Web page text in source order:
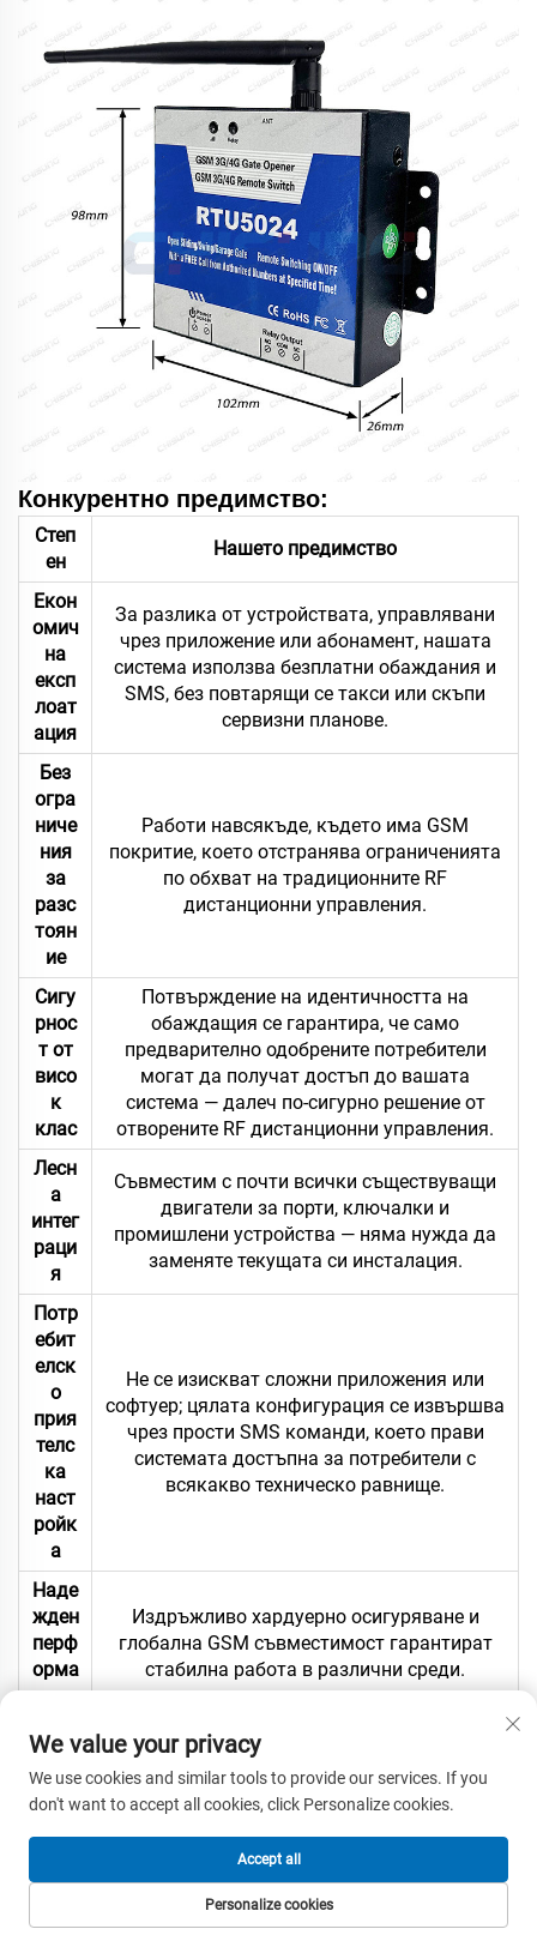
Конкурентно предимство:
Степ
ен
Нашето предимство
Екон
омич
на
експ
лоат
ация
За разлика от устройствата, управлявани
чрез приложение или абонамент, нашата
система използва безплатни обаждания и
SMS, без повтарящи се такси или скъпи
сервизни планове.
Без
огра
ниче
ния
за
разс
тоян
ие
Работи навсякъде, където има GSM
покритие, което отстранява ограниченията
по обхват на традиционните RF
дистанционни управления.
Сигу
рнос
т от
висо
к
клас
Потвърждение на идентичността на
обаждащия се гарантира, че само
предварително одобрените потребители
могат да получат достъп до вашата
система — далеч по-сигурно решение от
отворените RF дистанционни управления.
Лесн
а
интег
раци
я
Съвместим с почти всички съществуващи
двигатели за порти, ключалки и
промишлени устройства — няма нужда да
заменяте текущата си инсталация.
Потр
ебит
елск
о
прия
телс
ка
наст
ройк
а
Не се изискват сложни приложения или
софтуер; цялата конфигурация се извършва
чрез прости SMS команди, което прави
системата достъпна за потребители с
всякакво техническо равнище.
Наде
жден
перф
орма
нс
Издръжливо хардуерно осигуряване и
глобална GSM съвместимост гарантират
стабилна работа в различни среди.
капа
т за
200
потр
Поддържа повече потребители от много
конкуриращи модели, идеално подходящ за
обекти с множество потребители.
Пълн
We value your privacy
We use cookies and similar tools to provide our services. If you
don't want to accept all cookies, click Personalize cookies.
Personalize cookies
Accept all